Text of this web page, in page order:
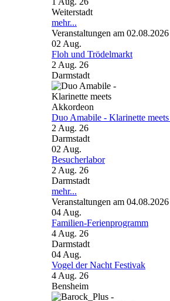
Weiterstadt
mehr...
Veranstaltungen am 02.08.2026
02 Aug.
Floh und Trödelmarkt
2 Aug. 26
Darmstadt
Duo Amabile - Klarinette
2 Aug. 26
Darmstadt
02 Aug.
Besucherlabor
2 Aug. 26
Darmstadt
mehr...
Veranstaltungen am 04.08.2026
04 Aug.
Familien-Ferienprogramm
4 Aug. 26
Darmstadt
04 Aug.
Vogel der Nacht Festivak
4 Aug. 26
Bensheim